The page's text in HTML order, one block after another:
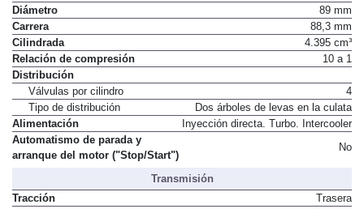
Material de la culata
Hierro
Diámetro
89 mm
Carrera
88,3 mm
Cilindrada
4.395 cm³
Relación de compresión
Distribución
Válvulas por cilindro
4
Tipo de distribución
Dos árboles de levas en la culata
Alimentación
Automatismo de parada y
Transmisión